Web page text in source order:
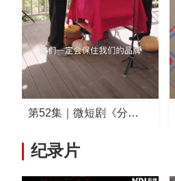
第53集｜微短剧《分…
纪录片